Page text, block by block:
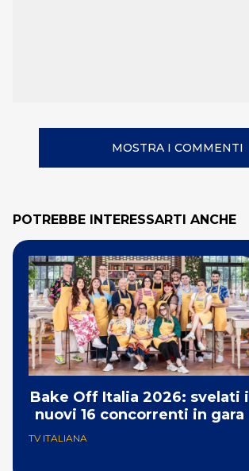
MOSTRA I COMMENTI
POTREBBE INTERESSARTI ANCHE
Bake Off Italia 2026: svelati i
nuovi 16 concorrenti in gara
TV ITALIANA